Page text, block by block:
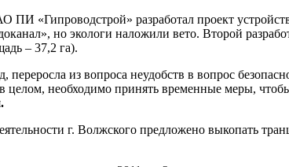
ПИ «Гипроводстрой» разработал проект
но экологи наложили вето. Второй
– 37,2 га).
переросла из вопроса неудобств в вопрос
целом, необходимо принять временные меры,
г. Волжского предложено выкопать